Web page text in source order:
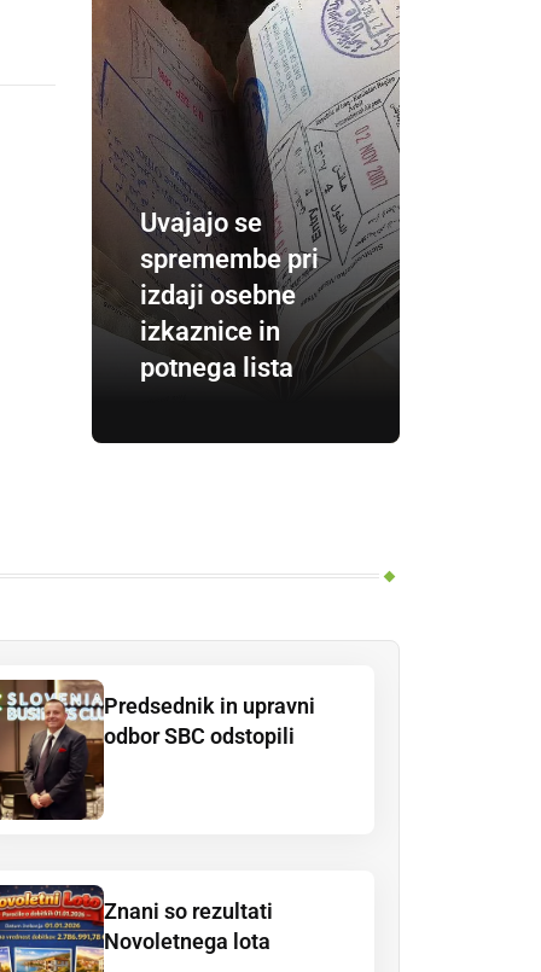
Uvajajo se
spremembe pri
izdaji osebne
izkaznice in
potnega lista
Predsednik in upravni
odbor SBC odstopili
Znani so rezultati
Novoletnega lota